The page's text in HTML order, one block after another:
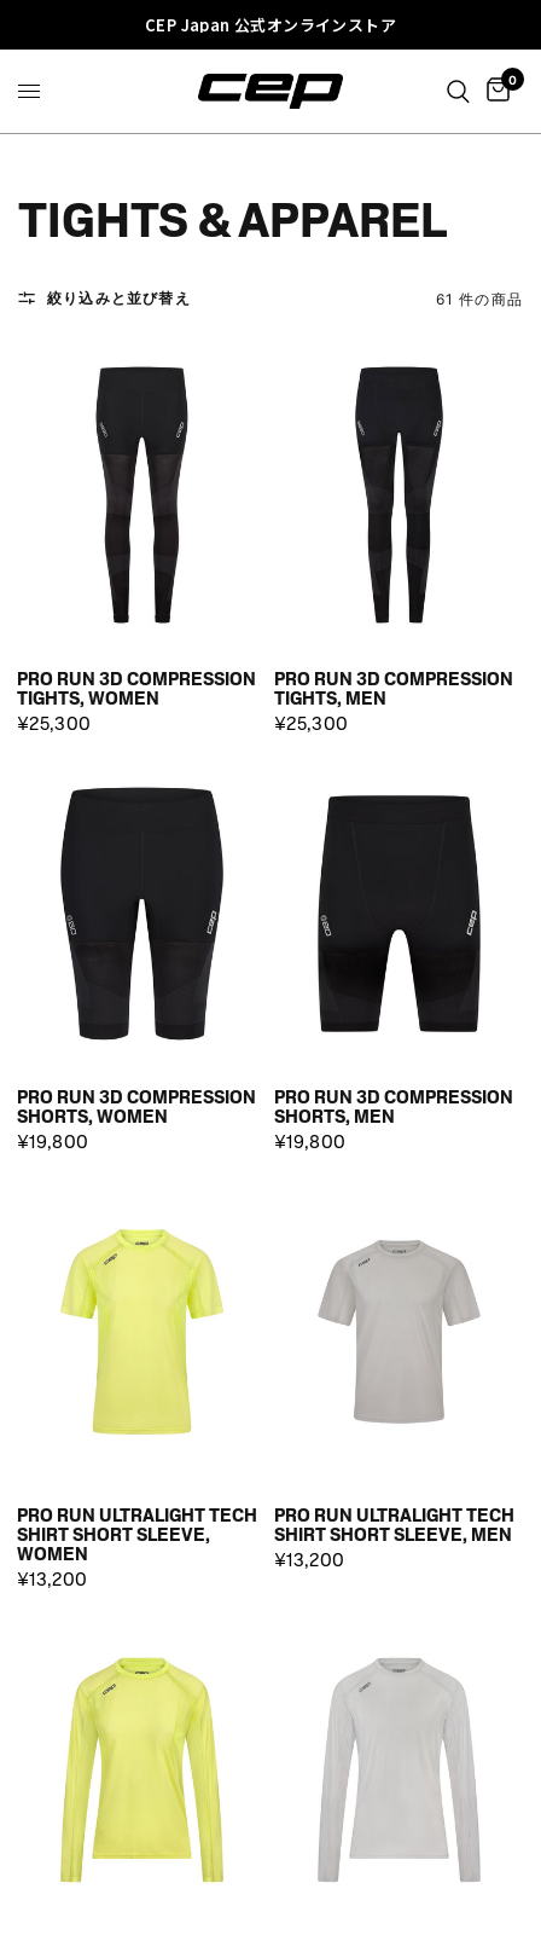
CEP Japan 公式オンラインストア
0
TIGHTS & APPAREL
絞り込みと並び替え 61 件の商品
PRO RUN 3D COMPRESSION
TIGHTS, WOMEN
¥25,300
PRO RUN 3D COMPRESSION
TIGHTS, MEN
¥25,300
PRO RUN 3D COMPRESSION
SHORTS, WOMEN
¥19,800
PRO RUN 3D COMPRESSION
SHORTS, MEN
¥19,800
PRO RUN ULTRALIGHT TECH
SHIRT SHORT SLEEVE,
WOMEN
¥13,200
PRO RUN ULTRALIGHT TECH
SHIRT SHORT SLEEVE, MEN
¥13,200